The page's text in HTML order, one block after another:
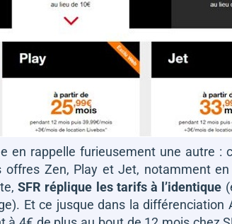
en rappelle furieusement une autre :
offres Zen, Play et Jet, notamment
SFR réplique les tarifs à l’identique
Et ce jusque dans la différenciation